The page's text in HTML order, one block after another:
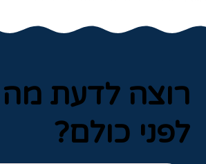
רוצה לדעת
לפני כולם?